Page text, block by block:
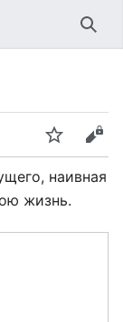
Следить
наивная
жизнь.